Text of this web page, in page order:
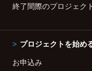
終了間際のプロジェク
プロジェクトを始め
お申込み